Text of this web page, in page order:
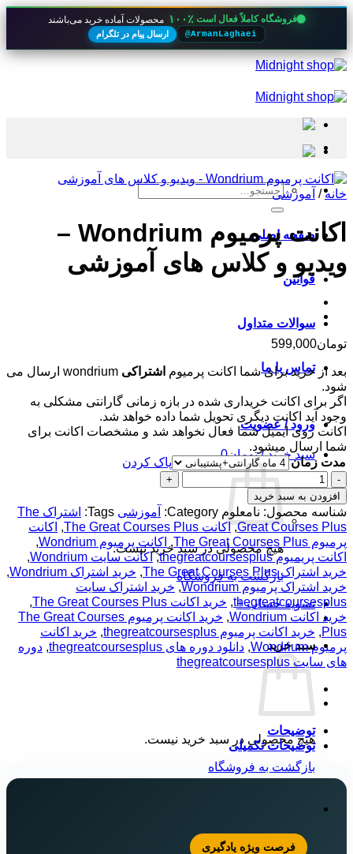
فروشگاه کاملاً فعال است ۱۰۰٪ محصولات آماده خرید می‌باشند
@ArmanLaghaei ارسال پیام در تلگرام
Skip
to
جستجو
برای:
صفحه اصلی
قوانین
سوالات متداول
تماس با ما
ورود / عضویت
سبد خرید /تومان0
هیچ محصولی در سبد خرید نیست.
بازگشت به فروشگاه
تسویه حساب +
سبد خرید
هیچ محصولی در سبد خرید نیست.
بازگشت به فروشگاه
خانه / آموزشی
اکانت پرمیوم Wondrium –
ویدیو و کلاس های آموزشی
تومان599,000
بعد از خرید برای شما اکانت پرمیوم اشتراکی
wondrium ارسال می
شود.
اگر برای اکانت خریداری شده در بازه زمانی گارانتی مشکلی به
وجود آید اکانت دیگری تحویل شما داده خواهد شد.
اکانت روی ایمیل شما فعال نخواهد شد و مشخصات اکانت برای
شما ارسال میشود.
مدت زمان
پاک کردن
اکانت
پرمیوم
Wondrium
-
ویدیو
و
کلاس
های
آموزشی
عدد
افزودن به سبد خرید
شناسه محصول: نامعلوم Category: آموزشی Tags:
اشتراک The
Great Courses Plus
,اکانت The Great Courses Plus , اکانت
پرمیوم The Great Courses Plus
, اکانت پرمیوم Wondrium
,
اکانت پریمیوم thegreatcoursesplus
,اکانت سایت Wondrium
,
خرید اشتراک The Great Courses Plus
, خرید اشتراک Wondrium
,
خرید اشتراک پرمیوم Wondrium
, خرید اشتراک سایت
thegreatcoursesplus
, خرید اکانت The Great Courses Plus
,
خرید اکانت Wondrium
,
خرید اکانت پرمیوم The Great Courses
Plus
, خرید اکانت پرمیوم thegreatcoursesplus , خرید اکانت
پرمیوم Wondrium
, دانلود دوره های thegreatcoursesplus , دوره
های سایت thegreatcoursesplus
توضیحات
توضیحات تکمیلی
فرصت ویژه یادگیری